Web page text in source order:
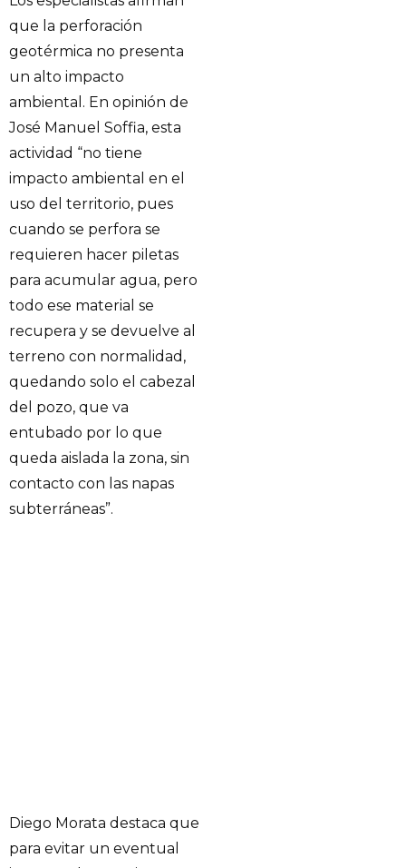
que la perforación
geotérmica no presenta
un alto impacto
ambiental. En opinión de
José Manuel Soffia, esta
actividad “no tiene
impacto ambiental en el
uso del territorio, pues
cuando se perfora se
requieren hacer piletas
para acumular agua, pero
todo ese material se
recupera y se devuelve al
terreno con normalidad,
quedando solo el cabezal
del pozo, que va
entubado por lo que
queda aislada la zona, sin
contacto con las napas
subterráneas”.
Diego Morata destaca que
para evitar un eventual